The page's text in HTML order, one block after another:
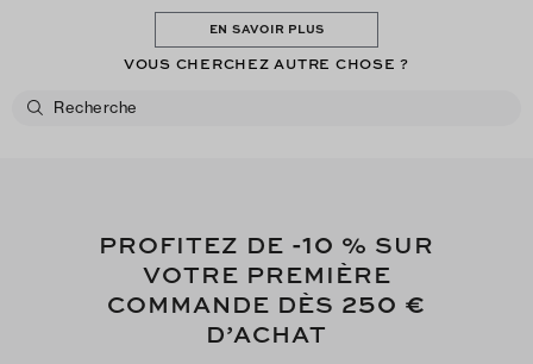
EN SAVOIR PLUS
VOUS CHERCHEZ AUTRE CHOSE ?
PROFITEZ DE -10 % SUR
VOTRE PREMIÈRE
COMMANDE DÈS 250 €
D’ACHAT